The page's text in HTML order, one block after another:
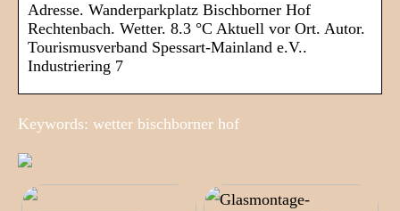
Adresse. Wanderparkplatz Bischborner Hof
Rechtenbach. Wetter. 8.3 °C Aktuell vor Ort. Autor.
Tourismusverband Spessart-Mainland e.V..
Industriering 7
Keywords: wetter bischborner hof